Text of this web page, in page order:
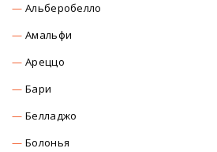
Альберобелло
Амальфи
Ареццо
Бари
Белладжо
Болонья